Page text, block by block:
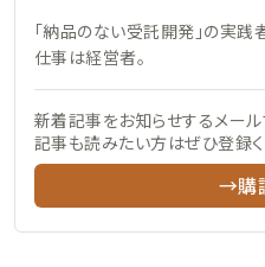
「納品のない受託開発」の実践
仕事は経営者。
新着記事をお知らせするメー
記事も読みたい方はぜひ登録く
→購